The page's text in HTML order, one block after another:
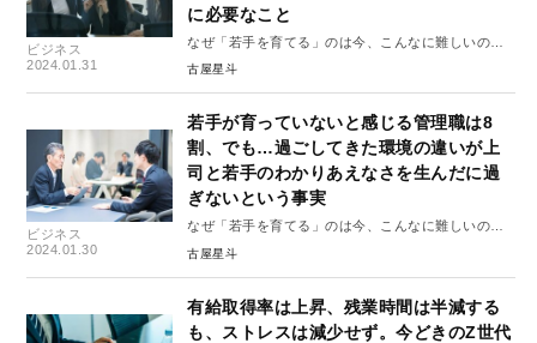
ビジネス
2024.01.31
に必要なこと
なぜ「若手を育てる」のは今、こんなに難しいのか
#2
古屋星斗
ビジネス
2024.01.30
若手が育っていないと感じる管理職は8
割、でも…過ごしてきた環境の違いが上
司と若手のわかりあえなさを生んだに過
ぎないという事実
なぜ「若手を育てる」のは今、こんなに難しいのか
#1
古屋星斗
有給取得率は上昇、残業時間は半減する
も、ストレスは減少せず。今どきのZ世代